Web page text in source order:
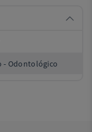
- Odontológico